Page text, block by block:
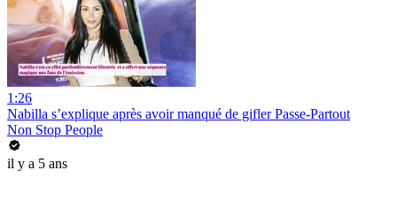
1:26
Nabilla s’explique après avoir manqué de gifler Passe-Partout
Non Stop People
il y a 5 ans